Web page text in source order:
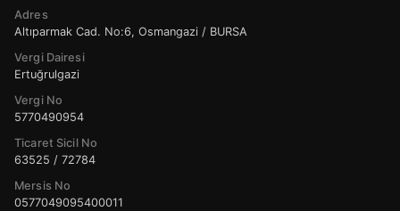
Adres
Altıparmak Cad. No:6, Osmangazi / BURSA
Vergi Dairesi
Ertuğrulgazi
Vergi No
5770490954
Ticaret Sicil No
63525 / 72784
Mersis No
0577049095400011